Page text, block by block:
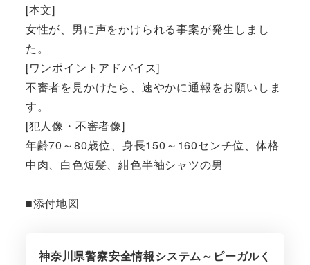
[本文]
女性が、男に声をかけられる事案が発生しまし
た。
[ワンポイントアドバイス]
不審者を見かけたら、速やかに通報をお願いしま
す。
[犯人像・不審者像]
年齢70～80歳位、身長150～160センチ位、体格
中肉、白色短髪、紺色半袖シャツの男
■添付地図
神奈川県警察安全情報システム～ピーガルく